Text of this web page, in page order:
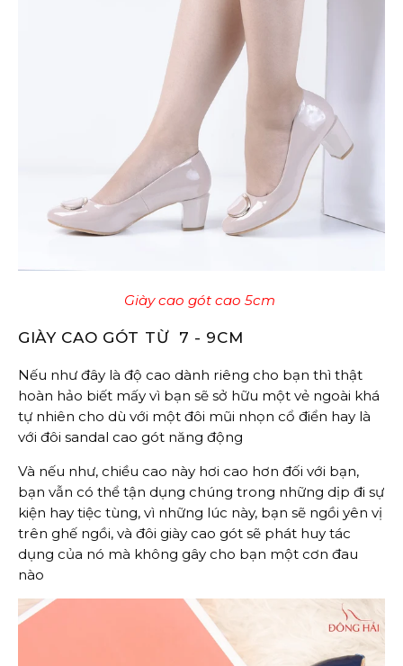
Giày cao gót cao 5cm
GIÀY CAO GÓT TỪ 7 - 9CM
Nếu như đây là độ cao dành riêng cho bạn thì thật
hoàn hảo biết mấy vì bạn sẽ sở hữu một vẻ ngoài khá
tự nhiên cho dù với một đôi mũi nhọn cổ điển hay là
với đôi sandal cao gót năng động
Và nếu như, chiều cao này hơi cao hơn đối với bạn,
bạn vẫn có thể tận dụng chúng trong những dịp đi sự
kiện hay tiệc tùng, vì những lúc này, bạn sẽ ngồi yên vị
trên ghế ngồi, và đôi giày cao gót sẽ phát huy tác
dụng của nó mà không gây cho bạn một cơn đau
nào